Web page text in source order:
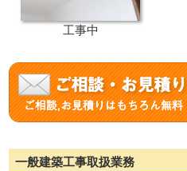
工事中
一般建築工事取扱業務